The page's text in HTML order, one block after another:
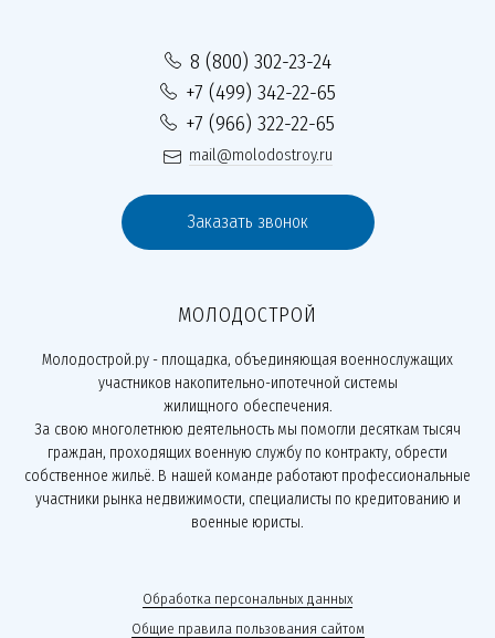
8 (800) 302-23-24
+7 (499) 342-22-65
+7 (966) 322-22-65
mail@molodostroy.ru
Заказать звонок
МОЛОДОСТРОЙ
Молодострой.ру - площадка, объединяющая военнослужащих
участников накопительно-ипотечной системы
жилищного обеспечения.
За свою многолетнюю деятельность мы помогли десяткам тысяч
граждан, проходящих военную службу по контракту, обрести
собственное жильё. В нашей команде работают профессиональные
участники рынка недвижимости, специалисты по кредитованию и
военные юристы.
Обработка персональных данных
Общие правила пользования сайтом